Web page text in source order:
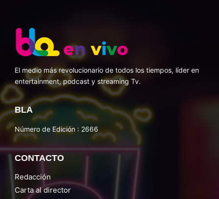
El medio más revolucionario de todos los tiempos, líder en
entertainment, podcast y streaming Tv.
BLA
Número de Edición : 2666
CONTACTO
Redacción
Carta al director